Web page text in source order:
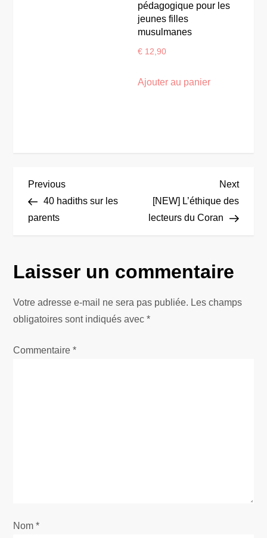
pédagogique pour les
jeunes filles
musulmanes
€ 12,90
Ajouter au panier
N
a
i
g
a
t
l
Previous
Post
Previous
40 hadiths sur les
parents
Next
Post
Next
[NEW] L’éthique des
lecteurs du Coran
Laisser un commentaire
Votre adresse e-mail ne sera pas publiée. Les champs
obligatoires sont indiqués avec*
Commentaire*
Nom*